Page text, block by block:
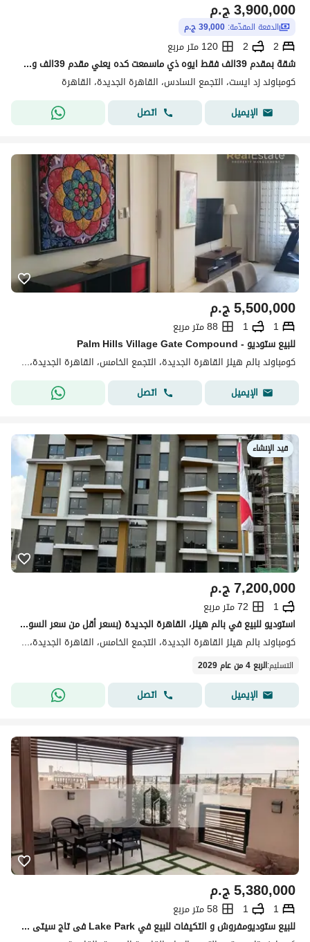
ج.م3,900,000
الدفعة المقدّمة: 39,000 ج.م
2
2
120 متر مربع
شقة بمقدم 39الف فقط ايوه ذي ماسمعت كده يعني مقدم 39الف وقسط على 100شهر توتال الغرفه 3.900. 000 فقققط مافيش اي دفعات سنوية تعالى اقولك التفاصيل
كومباوند زد ايست، التجمع السادس، القاهرة الجديدة، القاهرة
الإيميل
اتصل
ج.م5,500,000
1
1
88 متر مربع
للبيع ستوديو - Palm Hills Village Gate Compound
كومباوند بالم هيلز القاهرة الجديدة، التجمع الخامس، القاهرة الجديدة، القاهرة
الإيميل
اتصل
قيد الإنشاء
ج.م7,200,000
1
72 متر مربع
استوديو للبيع في بالم هيلز، القاهرة الجديدة (بسعر أقل من سعر السوق)
كومباوند بالم هيلز القاهرة الجديدة، التجمع الخامس، القاهرة الجديدة، القاهرة
التسليم:الربع 4 من عام 2029
الإيميل اتصل
ج.م5,380,000
1
1
58 متر مربع
للبيع ستوديومفروش و التكيفات للبيع في Lake Park فى تاج سيتى Taj City فى نيو كايرو